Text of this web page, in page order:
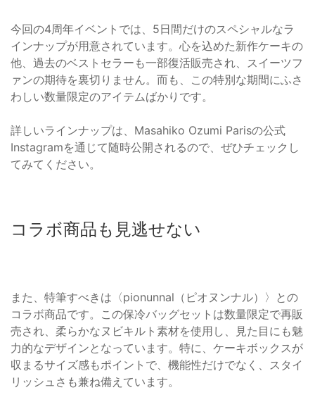
今回の4周年イベントでは、5日間だけのスペシャルなラ
インナップが用意されています。心を込めた新作ケーキの
他、過去のベストセラーも一部復活販売され、スイーツフ
ァンの期待を裏切りません。而も、この特別な期間にふさ
わしい数量限定のアイテムばかりです。
詳しいラインナップは、Masahiko Ozumi Parisの公式
Instagramを通じて随時公開されるので、ぜひチェックし
てみてください。
コラボ商品も見逃せない
また、特筆すべきは〈pionunnal（ピオヌンナル）〉との
コラボ商品です。この保冷バッグセットは数量限定で再販
売され、柔らかなヌビキルト素材を使用し、見た目にも魅
力的なデザインとなっています。特に、ケーキボックスが
収まるサイズ感もポイントで、機能性だけでなく、スタイ
リッシュさも兼ね備えています。